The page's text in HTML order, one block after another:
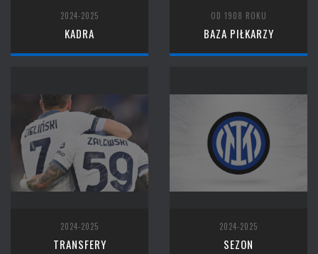
2024-2025
KADRA
OD 1908 ROKU
BAZA PIŁKARZY
2024-2025
TRANSFERY
2024-2025
SEZON